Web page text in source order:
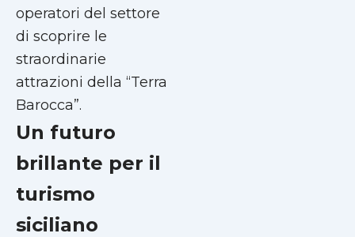
operatori del settore
di scoprire le
straordinarie
attrazioni della “Terra
Barocca”.
Un futuro
brillante per il
turismo
siciliano